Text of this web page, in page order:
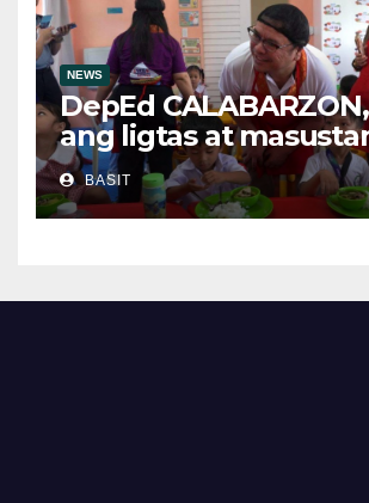
NEWS
DepEd
ang ligtas at
pagkain sa School-
Feeding Program
BASIT